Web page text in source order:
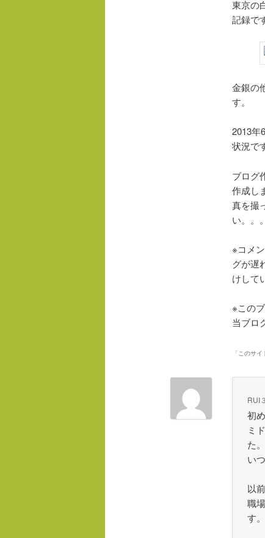
東京の
記録で
金銀の
す。
2013年
状況で
ブログ
作成し
真を撮
い。。。
※コメ
グが遅
けして
※この
当ブロ
「 このサイ
RUI
初
ミ
た。
い
以
職
す。